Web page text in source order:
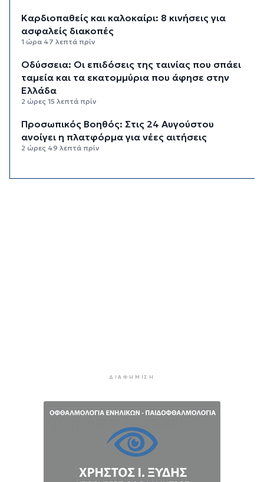
Καρδιοπαθείς και καλοκαίρι: 8 κινήσεις για
ασφαλείς διακοπές
1 ώρα 47 λεπτά πρίν
Οδύσσεια: Οι επιδόσεις της ταινίας που σπάει
ταμεία και τα εκατομμύρια που άφησε στην
Ελλάδα
2 ώρες 15 λεπτά πρίν
Προσωπικός Βοηθός: Στις 24 Αυγούστου
ανοίγει η πλατφόρμα για νέες αιτήσεις
2 ώρες 49 λεπτά πρίν
Η αργία και η αμοιβή της 15ης Αυγούστου
5 ώρες 24 λεπτά πρίν
ΔΙΑΦΉΜΙΣΗ